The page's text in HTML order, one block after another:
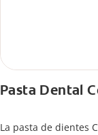
Pasta Dental
La pasta de dientes